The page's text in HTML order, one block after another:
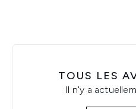
TOUS LES
Il n'y a